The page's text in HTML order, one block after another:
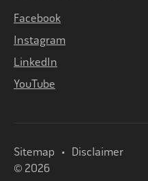
Facebook
Instagram
LinkedIn
YouTube
Sitemap
Disclaimer
© 2026